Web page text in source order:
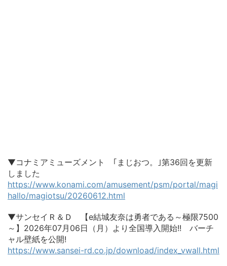
▼コナミアミューズメント ｢まじおつ。｣第36回を更新
しました
https://www.konami.com/amusement/psm/portal/magi
hallo/magiotsu/20260612.html
▼サンセイＲ＆Ｄ 【e結城友奈は勇者である～極限7500
～】2026年07月06日（月）より全国導入開始!! バーチ
ャル壁紙を公開!
https://www.sansei-rd.co.jp/download/index_vwall.html